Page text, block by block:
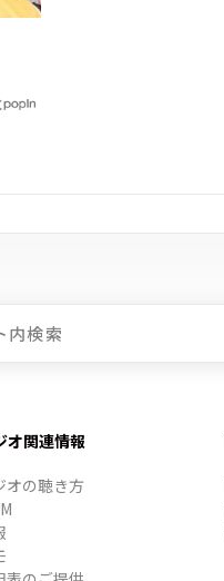
オ関連情報
オの聴き方